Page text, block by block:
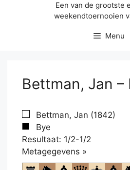
Een van de grootste
weekendtoernooien
Menu
Bettman, Jan –
Bettman, Jan (1842)
Bye
Resultaat: 1/2-1/2
Metagegevens »
om